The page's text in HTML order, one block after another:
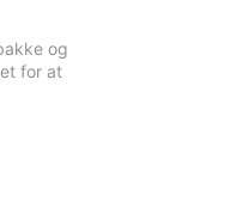
og
for at